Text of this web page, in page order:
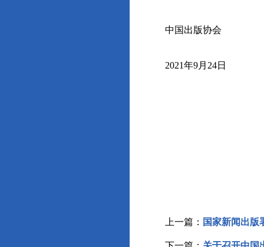
中国出版协会
2021年9月24日
上一篇： 国家新闻出版